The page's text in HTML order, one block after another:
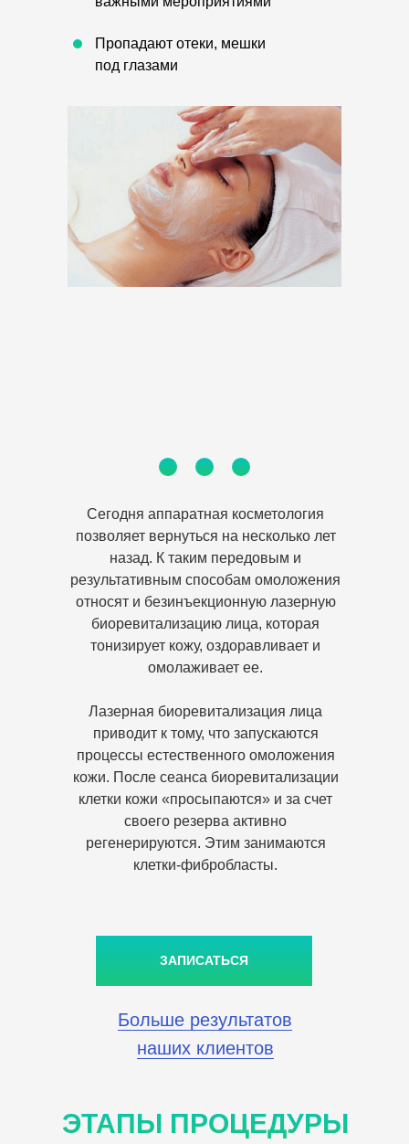
Пропадают отеки, мешки
под глазами
Сегодня аппаратная косметология
позволяет вернуться на несколько лет
назад. К таким передовым и
результативным способам омоложения
относят и безинъекционную лазерную
биоревитализацию лица, которая
тонизирует кожу, оздоравливает и
омолаживает ее.
Лазерная биоревитализация лица
приводит к тому, что запускаются
процессы естественного омоложения
кожи. После сеанса биоревитализации
клетки кожи «просыпаются» и за счет
своего резерва активно
регенерируются. Этим занимаются
клетки-фибробласты.
ЗАПИСАТЬСЯ
Больше результатов
наших клиентов
ЭТАПЫ ПРОЦЕДУРЫ